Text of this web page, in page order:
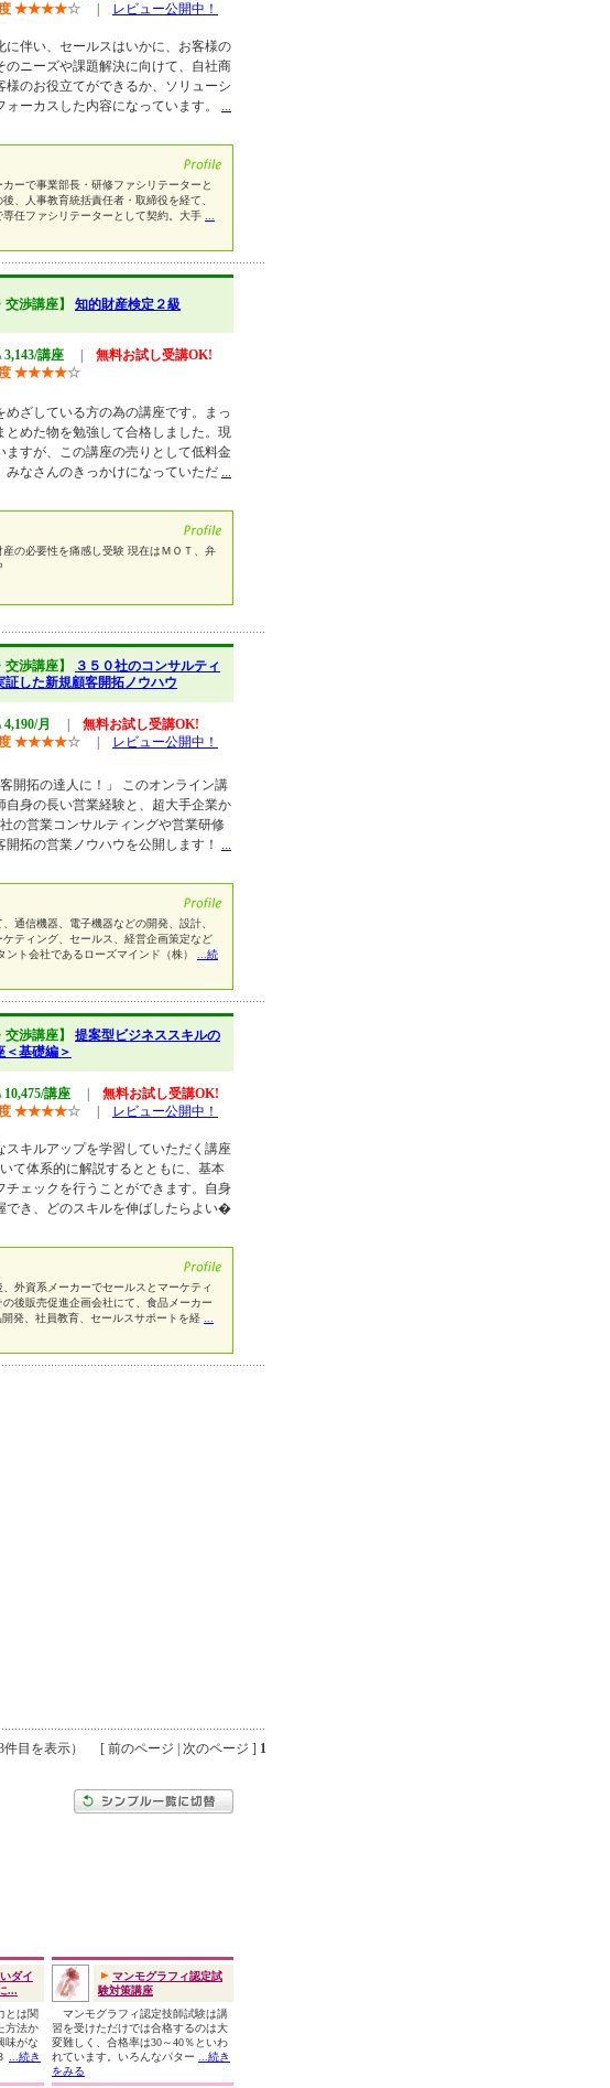
★★★★☆ レビュー公開中！
に伴い、セールスはいかに、お客様の
のニーズや課題解決に向けて、自社商
様のお役立てができるか、ソリューシ
ォーカスした内容になっています。 ...
ーで事業部長・研修ファシリテーターと
、人事教育統括責任者・取締役を経て、
任ファシリテーターとして契約。大手
交渉講座】 知的財産検定２級
講座
無料お試し受講OK!
★★★★☆
めざしている方の為の講座です。まっ
とめた物を勉強して合格しました。現
ますが、この講座の売りとして低料金
みなさんのきっかけになっていただ ...
の必要性を痛感し受験 現在はＭＯＴ、弁
交渉講座】
３５０社のコンサルティ
証した新規顧客開拓ノウハウ
月
無料お試し受講OK!
★★★★☆ レビュー公開中！
開拓の達人に！」 このオンライン講
自身の長い営業経験と、超大手企業か
の営業コンサルティングや営業研修
拓の営業ノウハウを公開します！ ...
通信機器、電子機器などの開発、設計、
ティング、セールス、経営企画策定など
ント会社であるローズマインド（株）
...続
交渉講座】 提案型ビジネススキルの
＜基礎編＞
講座
無料お試し受講OK!
★★★★☆ レビュー公開中！
スキルアップを学習していただく講座
て体系的に解説するとともに、基本
チェックを行うことができます。自身
でき、どのスキルを伸ばしたらよい�
外資系メーカーでセールスとマーケティ
後販売促進企画会社にて、食品メーカー
発、社員教育、セールスサポートを経
目を表示） [ 前のページ | 次のページ ] 1
ダイ
...
とは関
方法か
味がな
...続き
マンモグラフィ認定試
験対策講座
マンモグラフィ認定技師試験は講
習を受けただけでは合格するのは大
変難しく、合格率は30～40％といわ
れています。いろんなパター
...続き
をみる